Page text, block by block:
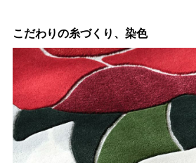
こだわりの糸づくり、染色